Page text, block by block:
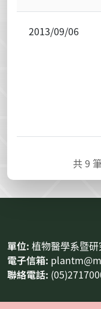
2013/09/06
共9
單位: 植物醫學系暨
電子信箱:
聯絡電話: